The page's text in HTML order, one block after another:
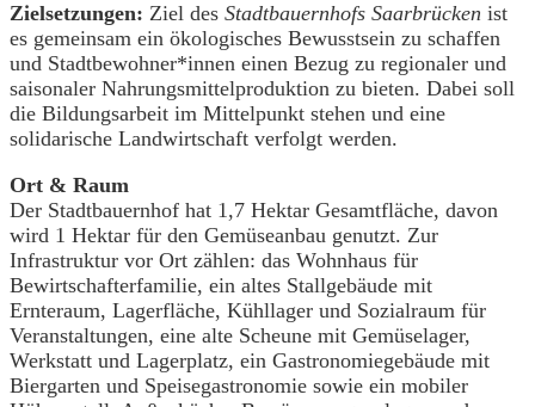
Zielsetzungen: Ziel des Stadtbauernhofs Saarbrücken ist
es gemeinsam ein ökologisches Bewusstsein zu schaffen
und Stadtbewohner*innen einen Bezug zu regionaler und
saisonaler Nahrungsmittelproduktion zu bieten. Dabei soll
die Bildungsarbeit im Mittelpunkt stehen und eine
solidarische Landwirtschaft verfolgt werden.
Ort & Raum
Der Stadtbauernhof hat 1,7 Hektar Gesamtfläche, davon
wird 1 Hektar für den Gemüseanbau genutzt. Zur
Infrastruktur vor Ort zählen: das Wohnhaus für
Bewirtschafterfamilie, ein altes Stallgebäude mit
Ernteraum, Lagerfläche, Kühllager und Sozialraum für
Veranstaltungen, eine alte Scheune mit Gemüselager,
Werkstatt und Lagerplatz, ein Gastronomiegebäude mit
Biergarten und Speisegastronomie sowie ein mobiler